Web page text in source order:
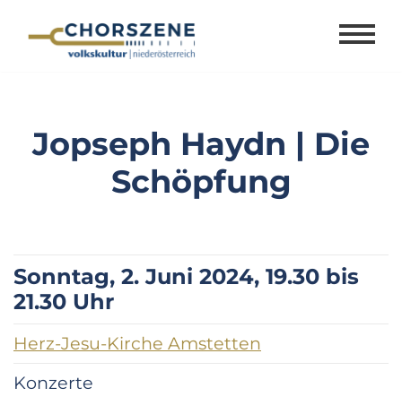
Jopseph Haydn | Die
Schöpfung
Sonntag, 2. Juni 2024, 19.30 bis
21.30 Uhr
Herz-Jesu-Kirche Amstetten
Konzerte